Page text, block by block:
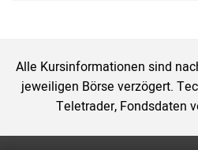
Alle Kursinformationen sind
jeweiligen Börse verzögert.
Teletrader, Fondsdaten